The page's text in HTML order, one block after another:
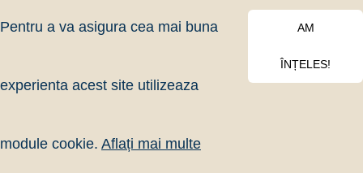
Livrăm în 30-45 de minute, excepție
preparatele La Plăcinte Family.
Pentru a va asigura cea mai buna
experienta acest site utilizeaza
module cookie. Aflați mai multe
AM
ÎNȚELES!